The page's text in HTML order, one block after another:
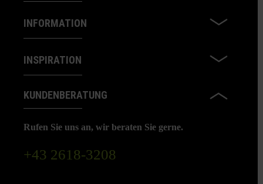
INFORMATION
INSPIRATION
KUNDENBERATUNG
Rufen Sie uns an, wir beraten Sie gerne.
+43 2618-3208